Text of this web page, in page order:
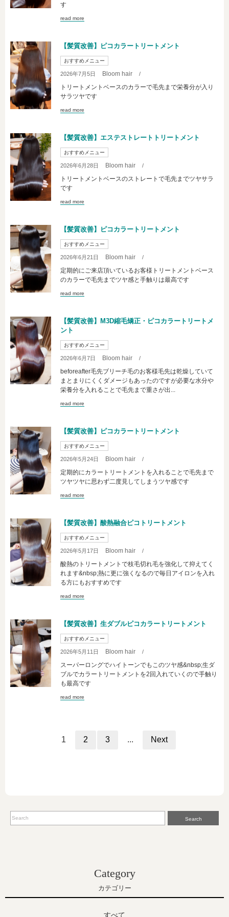
す
read more
【髪質改善】ピコカラートリートメント
おすすめメニュー
2026年7月5日 Bloom hair /
トリートメントベースのカラーで毛先まで栄養分が入り
サラツヤです
read more
【髪質改善】エステストレートトリートメント
おすすめメニュー
2026年6月28日 Bloom hair /
トリートメントベースのストレートで毛先までツヤサラ
です
read more
【髪質改善】ピコカラートリートメント
おすすめメニュー
2026年6月21日 Bloom hair /
定期的にご来店頂いているお客様トリートメントベース
のカラーで毛先までツヤ感と手触りは最高です
read more
【髪質改善】M3D縮毛矯正・ピコカラートリートメ
ント
おすすめメニュー
2026年6月7日 Bloom hair /
beforeafter毛先ブリーチ毛のお客様毛先は乾燥していて
まとまりにくくダメージもあったのですが必要な水分や
栄養分を入れることで毛先まで重さが出...
read more
【髪質改善】ピコカラートリートメント
おすすめメニュー
2026年5月24日 Bloom hair /
定期的にカラートリートメントを入れることで毛先まで
ツヤツヤに思わず二度見してしまうツヤ感です
read more
【髪質改善】酸熱融合ピコトリートメント
おすすめメニュー
2026年5月17日 Bloom hair /
酸熱のトリートメントで枝毛切れ毛を強化して抑えてく
れます&nbsp;熱に更に強くなるので毎日アイロンを入れ
る方にもおすすめです
read more
【髪質改善】生ダブルピコカラートリートメント
おすすめメニュー
2026年5月11日 Bloom hair /
スーパーロングでハイトーンでもこのツヤ感&nbsp;生ダ
ブルでカラートリートメントを2回入れていくので手触り
も最高です
read more
1 2 3 ... Next
Search
Category
カテゴリー
すべて